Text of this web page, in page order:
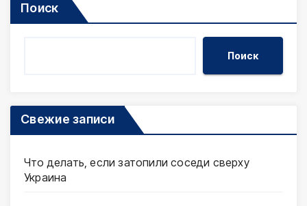
Поиск
Поиск
Свежие записи
Что делать, если затопили соседи сверху
Украина